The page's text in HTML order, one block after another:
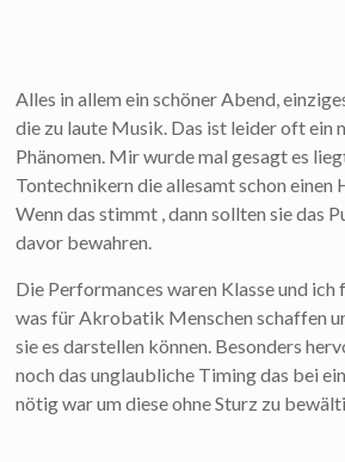
Alles in allem ein schöner Abend,
die zu laute Musik. Das ist leider oft ein
Phänomen. Mir wurde mal gesagt es
Tontechnikern die allesamt schon einen
Wenn das stimmt , dann sollten sie das
davor bewahren.
Die Performances waren Klasse und ich
was für Akrobatik Menschen schaffen
sie es darstellen können. Besonders
noch das unglaubliche Timing das bei
nötig war um diese ohne Sturz zu